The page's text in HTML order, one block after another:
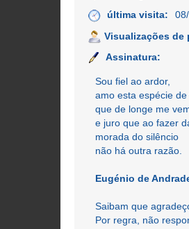
última visita:
Visualizações de
Assinatura:
Sou fiel ao ardor,
amo esta espécie
que de longe me
e juro que ao fazer
morada do silêncio
não há outra razão.
Eugénio de
Saibam que
Por regra, não